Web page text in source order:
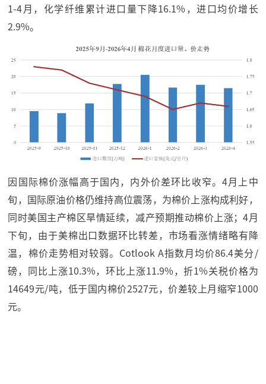
1-4月，化学纤维累计进口量下降16.1%，进口均价增长
2.9%。
因国际棉价涨幅高于国内，内外价差环比收窄。4月上中
旬，国际原油价格仍维持高位震荡，为棉价上涨构成利好，
同时美国主产棉区旱情延续，减产预期推动棉价上涨；4月
下旬，由于美棉出口数据环比转差，市场看涨情绪略有降
温，棉价走势相对较弱。Cotlook A指数月均价86.4美分/
磅，同比上涨10.3%，环比上涨11.9%，折1%关税价格为
14649元/吨，低于国内棉价2527元，价差较上月缩窄1000
元。